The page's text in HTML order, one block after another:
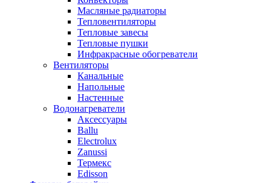
Масляные радиаторы
Тепловентиляторы
Тепловые завесы
Тепловые пушки
Инфракрасные обогреватели
Вентиляторы
Канальные
Напольные
Настенные
Водонагреватели
Аксессуары
Ballu
Electrolux
Zanussi
Термекс
Edisson